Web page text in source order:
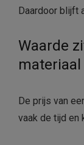
Daardoor blijft
Waarde
materiaal
De prijs van
vaak de tijd en